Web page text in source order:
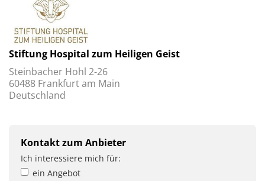
Stiftung Hospital zum Heiligen Geist
Steinbacher Hohl 2-26
60488 Frankfurt am Main
Deutschland
Kontakt zum Anbieter
Ich interessiere mich für:
ein Angebot